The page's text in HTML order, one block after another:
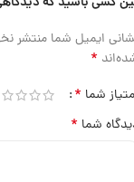
ایمیل شما منتشر
*
شما *
شما *